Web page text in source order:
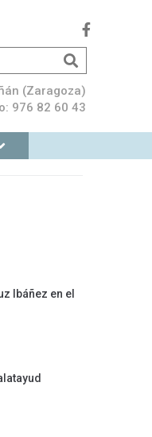
(Zaragoza)
976 82 60 43
Ibáñez en el